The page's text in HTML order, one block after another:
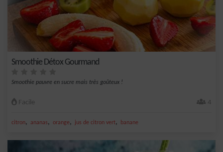
Smoothie Détox Gourmand
Smoothie pauvre en sucre mais très goûteux !
Facile 4
citron, ananas, orange, jus de citron vert, banane